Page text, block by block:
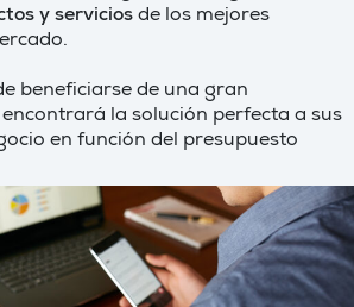
y servicios de los mejores
beneficiarse de una gran
encontrará la solución perfecta a sus
en función del presupuesto